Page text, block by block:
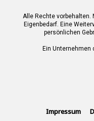
Alle Rechte
Eigenbedarf. Eine
persönlichen
Ein Unternehmen
Impressum